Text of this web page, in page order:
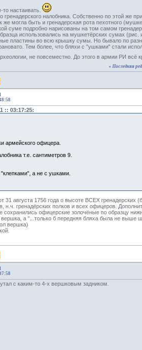
настаивать.
налобника. Собственно по этой же
же могла быть и гренадерская рота пехотного
суме подробно нарисованы на том самом
использовались на мушкетёрских сумах
пластины во всю крышку сумы. Но бывало по
Тем более, что бляхи с "ушками" стали
не повсеместно. До этого в армии РИ всё
«Последняя
:: 03:17:25:
армейского офицера.
т.е. сантиметров 9.
а не с ушками.
августа 1756 года о высоте ВСЕХ гренадерских
н.ч. гренадёрских полков и всех офицеров.
сохранились офицерские золочёные по образцу
а "...только б передняя бляха была не выше
вершка)
с каким-то 4-х вершковым задником.